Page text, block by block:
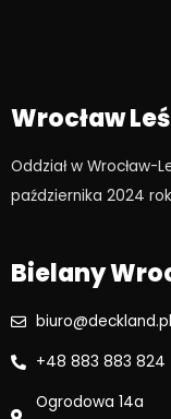
Wrocław
Oddział w Wrocław-
października 2024
Bielany
biuro@deckland.pl
+48 883 883 824
Ogrodowa 14a